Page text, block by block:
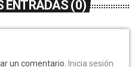
ENTRADAS (0)
un comentario.
Inicia sesión